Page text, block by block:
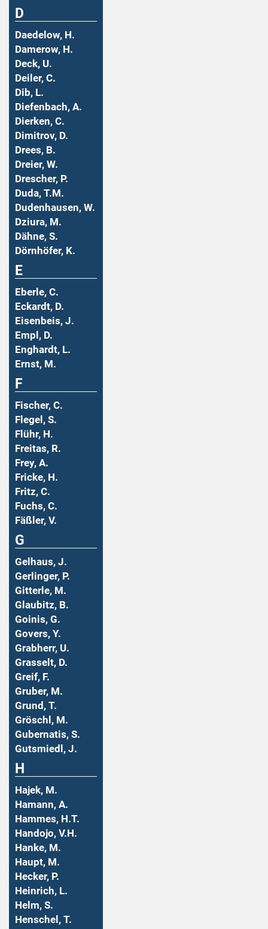
D
Daedelow, H.
Damerow, H.
Deck, U.
Deiler, C.
Dib, L.
Diefenbach, A.
Dierken, C.
Dimitrov, D.
Drees, B.
Dreier, W.
Drescher, P.
Duda, T.M.
Dudenhausen, W.
Dziura, M.
Dähne, S.
Dörnhöfer, K.
E
Eberle, C.
Eckardt, D.
Eisenbeis, J.
Empl, D.
Enghardt, L.
Ernst, M.
F
Fischer, C.
Flegel, S.
Flühr, H.
Freitas, R.
Frey, A.
Fricke, H.
Fritz, C.
Fuchs, C.
Fäßler, V.
G
Gelhaus, J.
Gerlinger, P.
Gitterle, M.
Glaubitz, B.
Goinis, G.
Govers, Y.
Grabherr, U.
Grasselt, D.
Greif, F.
Gruber, M.
Grund, T.
Gröschl, M.
Gubernatis, S.
Gutsmiedl, J.
H
Hajek, M.
Hamann, A.
Hammes, H.T.
Handojo, V.H.
Hanke, M.
Haupt, M.
Hecker, P.
Heinrich, L.
Helm, S.
Henschel, T.